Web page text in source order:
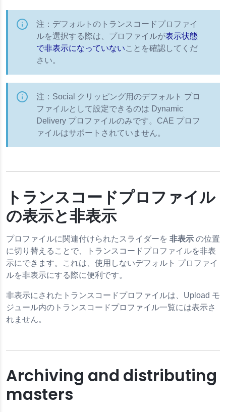
注：デフォルトのトランスコードプロファイ
ルを選択する際は、プロファイルが表示状態
で非表示になっていないことを確認してくだ
さい。
注：Social クリッピング用のデフォルト プロ
ファイルとして設定できるのは Dynamic
Delivery プロファイルのみです。CAE プロフ
ァイルはサポートされていません。
トランスコードプロファイル
の表示と非表示
プロファイルに関連付けられたスライダーを 非表示 の位置
に切り替えることで、トランスコードプロファイルを非表
示にできます。これは、使用しないデフォルト プロファイ
ルを非表示にする際に便利です。
非表示にされたトランスコードプロファイルは、Upload モ
ジュール内のトランスコードプロファイル一覧には表示さ
れません。
Archiving and distributing
masters